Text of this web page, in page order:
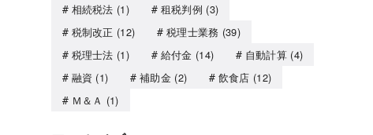
相続税法 (1) 租税判例 (3)
税制改正 (12) 税理士業務 (39)
税理士法 (1) 給付金 (14) 自動計算(4)
融資 (1) 補助金(2) 飲食店 (12)
Ｍ＆Ａ (1)